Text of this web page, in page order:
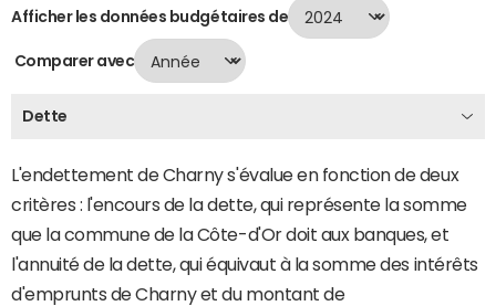
Afficher les données budgétaires de
Comparer avec
Dette
L'endettement de Charny s'évalue en fonction de deux
critères : l'encours de la dette, qui représente la somme
que la commune de la Côte-d'Or doit aux banques, et
l'annuité de la dette, qui équivaut à la somme des intérêts
d'emprunts de Charny et du montant de